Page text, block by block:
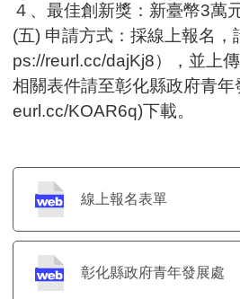
４、最佳創新獎：新臺幣3萬
(五) 申請方式：採線上報名
ps://reurl.cc/dajKj8），並上
相關表件請至彰化縣政府青
eurl.cc/KOAR6q)下載。
線上報名表單
彰化縣政府青年發展處